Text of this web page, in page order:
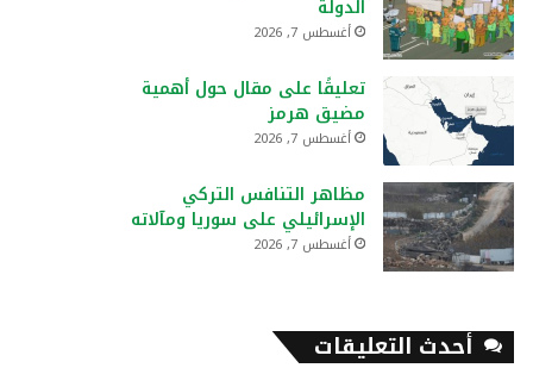
الدولة
أغسطس 7, 2026
تعليقًا على مقال حول أهمية
مضيق هرمز
أغسطس 7, 2026
مظاهر التنافس التركي
الإسرائيلي على سوريا ومآلاته
أغسطس 7, 2026
أحدث التعليقات